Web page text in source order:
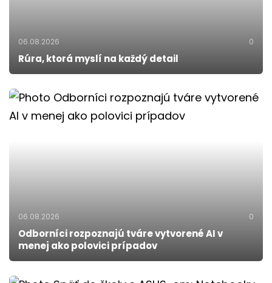
06.08.2026 0
Rúra, ktorá myslí na každý detail
06.08.2026 0
Odborníci rozpoznajú tváre vytvorené AI v
menej ako polovici prípadov